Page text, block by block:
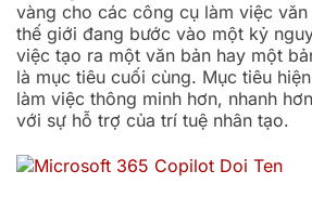
vàng cho các công cụ làm việc văn
thế giới đang bước vào một kỷ
việc tạo ra một văn bản hay một
là mục tiêu cuối cùng. Mục tiêu
làm việc thông minh hơn, nhanh
với sự hỗ trợ của trí tuệ nhân tạo.